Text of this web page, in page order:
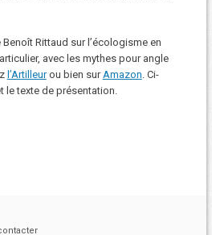
Rittaud sur l’écologisme en
avec les mythes pour angle
l’Artilleurou bien sur Amazon . Ci-
le texte de présentation.